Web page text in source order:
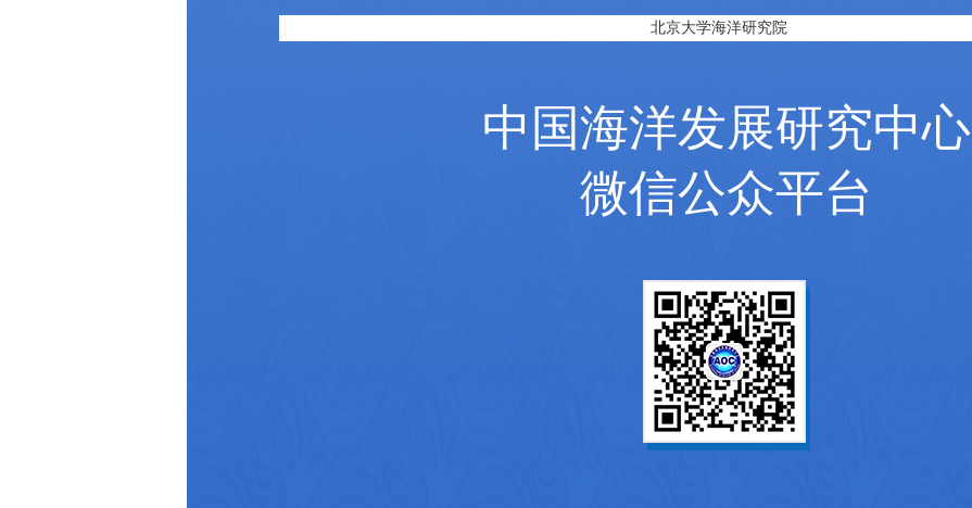
北京大学海洋研究院
中国海洋发展研究中心
微信公众平台